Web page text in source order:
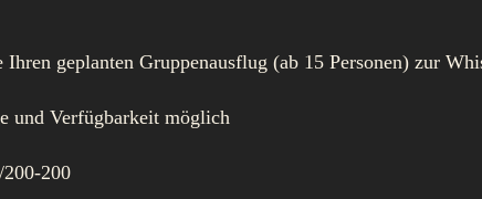
Ihren geplanten Gruppenausflug (ab 15 Personen) zur
und Verfügbarkeit möglich
200